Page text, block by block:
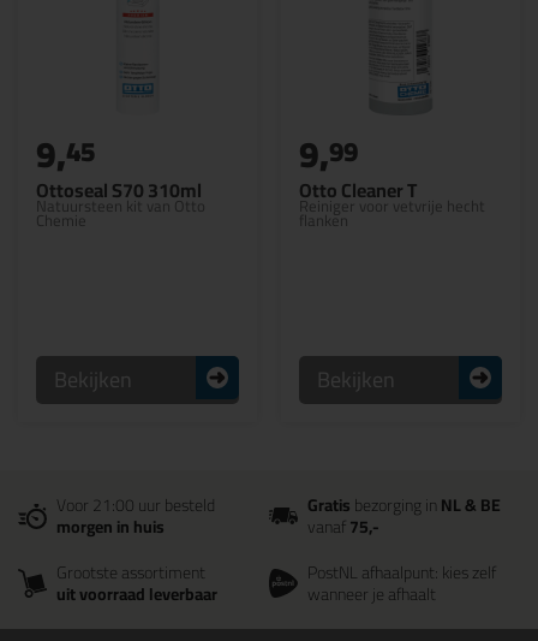
Ottoseal S70 310ml
Natuursteen kit van Otto
Chemie
9,45
Bekijken
Otto Cleaner T
Reiniger voor vetvrije hecht
flanken
9,99
Bekijken
Voor 21:00 uur besteld
morgen in huis
Gratisbezorging inNL & BE
vanaf75,-
Grootste assortiment
uit voorraad leverbaar
PostNL afhaalpunt: kies zelf
wanneer je afhaalt